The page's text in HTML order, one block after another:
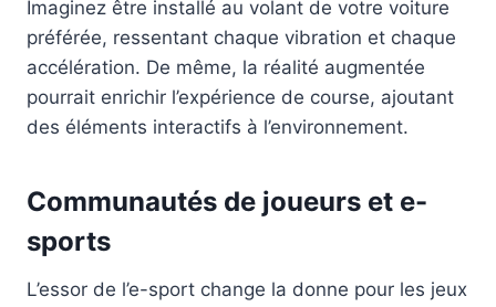
Imaginez être installé au volant de votre voiture
préférée, ressentant chaque vibration et chaque
accélération. De même, la réalité augmentée
pourrait enrichir l’expérience de course, ajoutant
des éléments interactifs à l’environnement.
Communautés de joueurs et e-
sports
L’essor de l’e-sport change la donne pour les jeux